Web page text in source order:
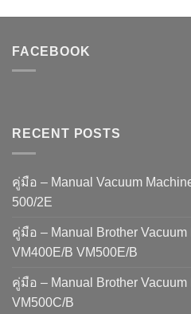
FACEBOOK
RECENT POSTS
คู่มือ – Manual Vacuum
500/2E
คู่มือ – Manual Brother
VM400E/B VM500E/B
คู่มือ – Manual Brother Vacuum
VM500C/B